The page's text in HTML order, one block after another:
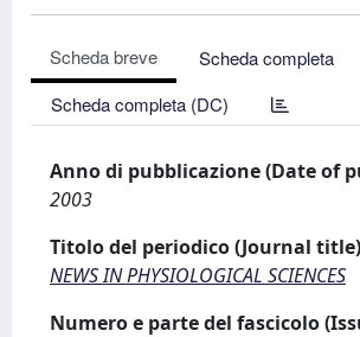
Scheda breve
Scheda completa
Scheda completa (DC)
Anno di pubblicazione (Date of
2003
Titolo del periodico (Journal title)
NEWS IN PHYSIOLOGICAL SCIENCES
Numero e parte del fascicolo